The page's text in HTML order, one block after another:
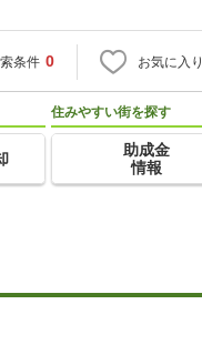
条件 0 お気に入り
住みやすい街を探す
助成金
情報